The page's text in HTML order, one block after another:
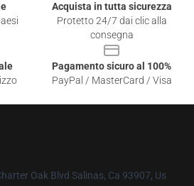
Acquista in tutta sicurezza
Protetto 24/7 dai clic alla
consegna
Pagamento sicuro al 100%
PayPal / MasterCard / Visa
Oak Blvd Salinas, Ca 93907, Us